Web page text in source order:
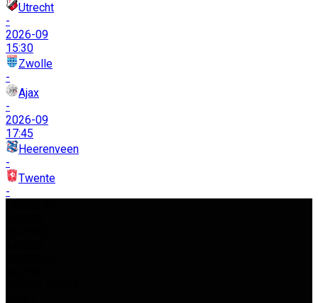
Utrecht
-
2026-09
15:30
Zwolle
-
Ajax
-
2026-09
17:45
Heerenveen
-
Twente
-